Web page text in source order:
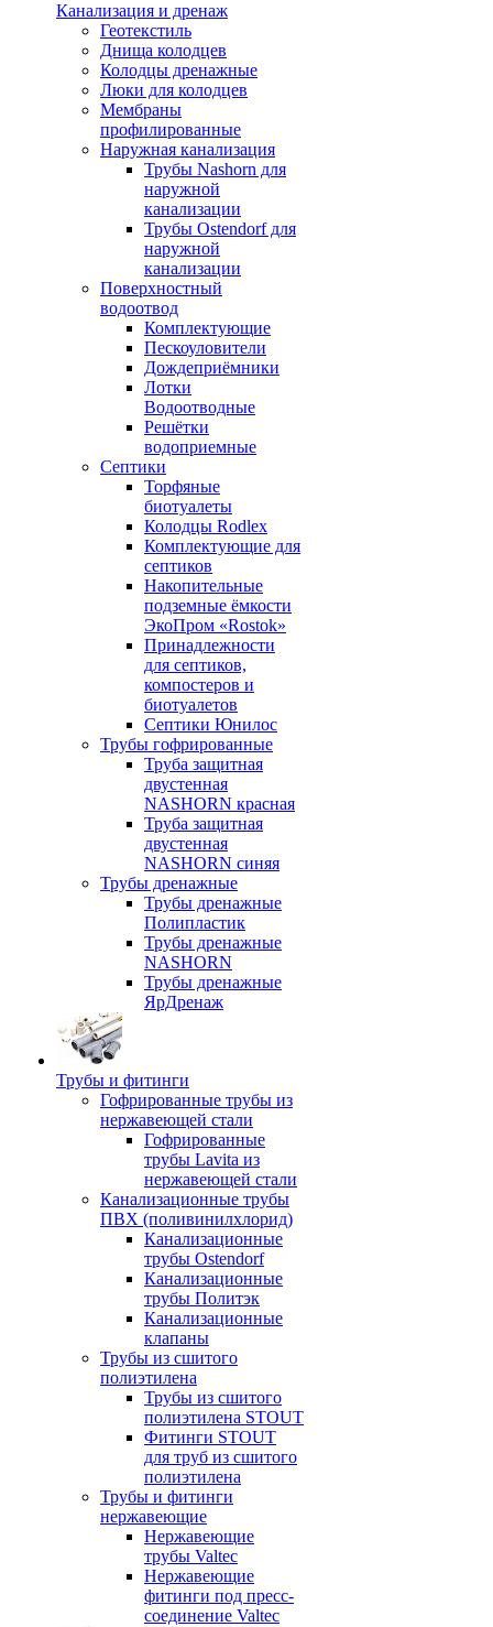
Канализация и дренаж
Геотекстиль
Днища колодцев
Колодцы дренажные
Люки для колодцев
Мембраны
профилированные
Наружная канализация
Трубы Nashorn для
наружной
канализации
Трубы Ostendorf для
наружной
канализации
Поверхностный
водоотвод
Комплектующие
Пескоуловители
Дождеприёмники
Лотки
Водоотводные
Решётки
водоприемные
Септики
Торфяные
биотуалеты
Колодцы Rodlex
Комплектующие для
септиков
Накопительные
подземные ёмкости
ЭкоПром «Rostok»
Принадлежности
для септиков,
компостеров и
биотуалетов
Септики Юнилос
Трубы гофрированные
Труба защитная
двустенная
NASHORN красная
Труба защитная
двустенная
NASHORN синяя
Трубы дренажные
Трубы дренажные
Полипластик
Трубы дренажные
NASHORN
Трубы дренажные
ЯрДренаж
Трубы и фитинги
Гофрированные трубы из
нержавеющей стали
Гофрированные
трубы Lavita из
нержавеющей стали
Канализационные трубы
ПВХ (поливинилхлорид)
Канализационные
трубы Ostendorf
Канализационные
трубы Политэк
Канализационные
клапаны
Трубы из сшитого
полиэтилена
Трубы из сшитого
полиэтилена STOUT
Фитинги STOUT
для труб из сшитого
полиэтилена
Трубы и фитинги
нержавеющие
Нержавеющие
трубы Valtec
Нержавеющие
фитинги под пресс-
соединение Valtec